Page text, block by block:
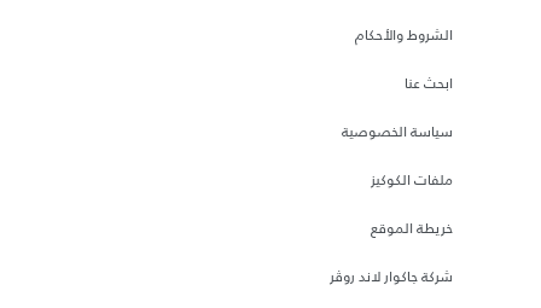
الشروط والأحكام
ابحث عنا
سياسة الخصوصية
ملفات الكوكيز
خريطة الموقع
شركة جاكوار لاند روڤر